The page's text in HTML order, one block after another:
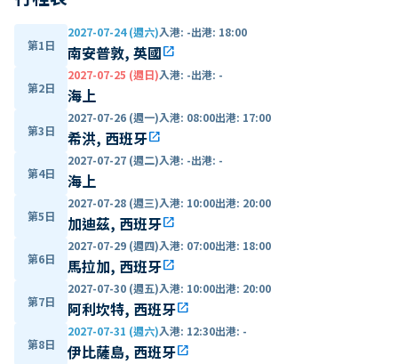
第1日
2027-07-24 (週六)入港: -出港: 18:00
南安普敦, 英國open_in_new
第2日
2027-07-25 (週日)入港: -出港: -
海上
第3日
2027-07-26 (週一)入港: 08:00出港: 17:00
希洪, 西班牙open_in_new
第4日
2027-07-27 (週二)入港: -出港: -
海上
第5日
2027-07-28 (週三)入港: 10:00出港: 20:00
加迪茲, 西班牙open_in_new
第6日
2027-07-29 (週四)入港: 07:00出港: 18:00
馬拉加, 西班牙open_in_new
第7日
2027-07-30 (週五)入港: 10:00出港: 20:00
阿利坎特, 西班牙open_in_new
第8日
2027-07-31 (週六)入港: 12:30出港: -
伊比薩島, 西班牙open_in_new